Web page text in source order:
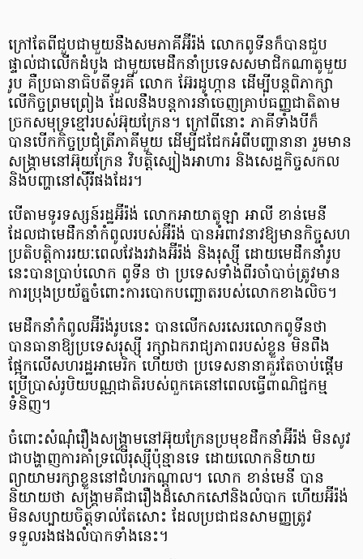
ក្រៅតែពីជួបជាមួយនឹងសមភាគីអ៊ីរ៉ង់ លោកពូទីនក៏បានជួប
ផ្ទាល់ជាលើកដំបូង ជាមួយមេដឹកនាំ​ប្រទេសសមាជិកណាតូមួយ
រូប គឺប្រធានាធិបតីទួរគី លោក អ៊ែរដូហ្កាន ដើម្បី​បន្តពិភាក្សា
លើកិច្ចព្រមព្រៀង ដែលនឹងបន្តការនាំចេញគ្រាប់ធញ្ញជាតិ​តាម
ច្រកសមុទ្រខ្មៅរបស់អ៊ុយក្រែន។ ក្រៅពីនោះ ភាគីទាំងបីក៏
បានបើកកិច្ចប្រជុំត្រីភាគីមួយ ដើម្បីជជែកអំពីបញ្ហានានា រួមមាន
សង្គ្រាមនៅអ៊ុយក្រែន វិបត្តិស្បៀងអាហារ និងសេដ្ឋកិច្ចសកល
និងបញ្ហានៅស៊ីរីផងដែរ។
បើតាមទូរទស្សន៍រដ្ឋអ៊ីរ៉ង់ លោកអាយាតូឡា អាលី ខាន់មេនី
ដែលជាមេដឹកនាំកំពូលរ​បស់អ៊ីរ៉ង់ បានអំពាវនាវឱ្យមានកិច្ចសហ
ប្រតិបត្តិការរយៈពេលវែងរវាងអ៊ីរ៉ង់ និងរុស្ស៊ី ដោយមេដឹកនាំរូប
នេះបានប្រាប់លោក ពូទីន ថា ប្រទេសទាំងពីរចាំបាច់​ត្រូវមាន​
ការប្រុងប្រយ័ត្នចំពោះការបោកបញ្ឆោត​របស់លោកខាងលិច។
មេដឹកនាំកំពូលអ៊ីរ៉ង់រូបនេះ បានលើកសរសេរលោកពូទីនថា
បានធានាឱ្យប្រទេស​រុស្ស៊ី រក្សាឯករាជ្យភាព​របស់ខ្លួន មិនពឹង
ផ្អែកលើ​សហរដ្ឋអាមេរិក ហើយថា ប្រទេសនានាគួរតែចាប់ផ្តើម
ប្រើប្រាស់​រូបិយបណ្ណជាតិ​របស់ពួកគេនៅ​ពេលធ្វើ​ពាណិជ្ជកម្ម
ទំនិញ។
ចំពោះសំណុំរឿងសង្គ្រាមនៅអ៊ុយក្រែនប្រមុខដឹកនាំអ៊ីរ៉ង់ មិនសូវ
ជាបង្ហាញការគាំទ្រលើរុស្ស៊ីប៉ុន្មានទេ ដោយលោកនិយាយ
ព្យាយាមរក្សាខ្លួននៅជំហរកណ្តាល។ លោក ខាន់មេនី បាន
និយាយថា សង្រ្គាមគឺជារឿងដ៏សោកសៅនិងលំបាក ហើយអ៊ីរ៉ង់​
មិនសប្បាយចិត្តទាល់តែសោះ ដែលប្រជាជនសាមញ្ញត្រូវ
ទទួលរងផងលំបាកទាំងនេះ។